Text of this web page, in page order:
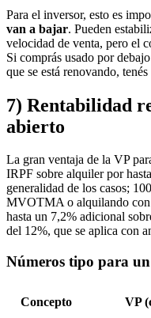
Para el inversor, esto es
van a bajar. Pueden
velocidad de venta, pero el
Si comprás usado por
que se está renovando,
7) Rentabilidad
abierto
La gran ventaja de la VP
IRPF sobre alquiler por
generalidad de los casos;
MVOTMA o alquilando
hasta un 7,2% adicional
del 12%, que se aplica con
Números tipo para
Concepto VP